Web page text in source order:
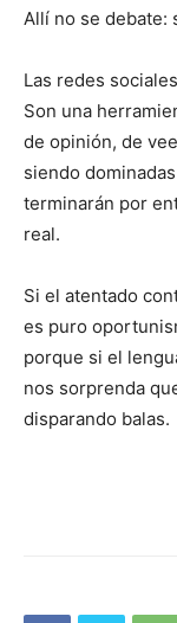
Allí no se debate:
Las redes
Son una
de opinión, de
siendo
terminarán por
real.
Si el atentado
es puro
porque si el
nos sorprenda
disparando balas.